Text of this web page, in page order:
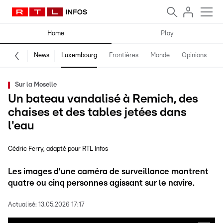
Home Play
News Luxembourg Frontières Monde Opinions
Sur la Moselle
Un bateau vandalisé à Remich, des
chaises et des tables jetées dans
l'eau
Cédric Ferry adapté pour RTL Infos
Les images d'une caméra de surveillance montrent
quatre ou cinq personnes agissant sur le navire.
Actualisé: 13.05.2026 17:17